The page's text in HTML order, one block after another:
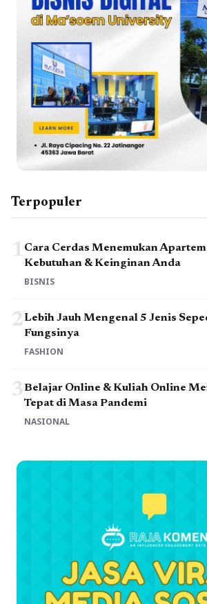
Terpopuler
1 Cara Cerdas Menemukan
Kebutuhan & Keinginan Anda
BISNIS
2Lebih Jauh Mengenal 5 Jenis
Fungsinya
FASHION
3Belajar Online & Kuliah Online
Tepat di Masa Pandemi
NASIONAL